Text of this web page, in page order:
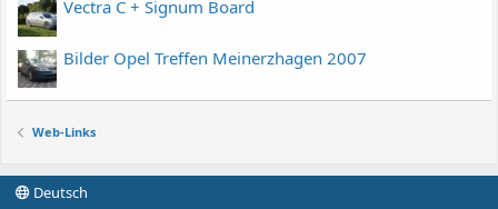
Vectra C + Signum Board
Bilder Opel Treffen Meinerzhagen 2007
Web-Links
Deutsch